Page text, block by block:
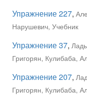
Упражнение 227,
Нарушевич, Учебник
Упражнение 37,
Григорян, Кулибаба,
Упражнение 207,
Григорян, Кулибаба,